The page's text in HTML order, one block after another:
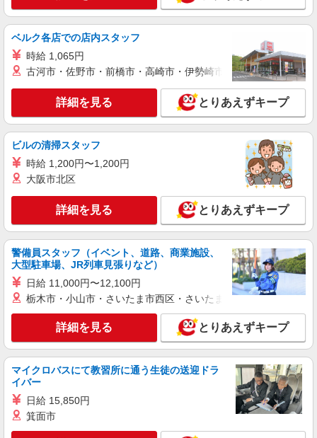
水俣市＊幅広い世代が活動中！サ高住のサポー
トSTAFF
時給1450円〜2062円 ＜日払い有/週払い有/交
水俣市内
キープ 詳細を見る
派遣社員
株式会社kotrio /●KM-H-1977597
水俣市★シニア向け住宅での見守り・生活サポ
通費全支給(ガソリン代含む)＞
水俣市内
キープ 詳細を見る
派遣社員
株式会社kotrio /●KM-H-2068396
≪水俣市≫介護の現場で心を燃やせ！！！デイ
サービスSTAFF
時給1450円〜2062円 ＜日払い有/週払い有/交
水俣市内
詳細を見る
ベルク各店での店内スタッフ
時給 1,065円
古河市・佐野市・前橋市・高崎市・伊勢崎市・太田市・館林市
詳細を見る とりあえずキープ
ビルの清掃スタッフ
時給 1,200円〜1,200円
大阪市北区
詳細を見る とりあえずキープ
警備員スタッフ（イベント、道路、商業施設、
大型駐車場、JR列車見張りなど）
日給 11,000円〜12,100円
栃木市・小山市・さいたま市西区・さいたま市岩槻区・久喜市・
詳細を見る とりあえずキープ
マイクロバスにて教習所に通う生徒の送迎ドラ
イバー
日給 15,850円
箕面市